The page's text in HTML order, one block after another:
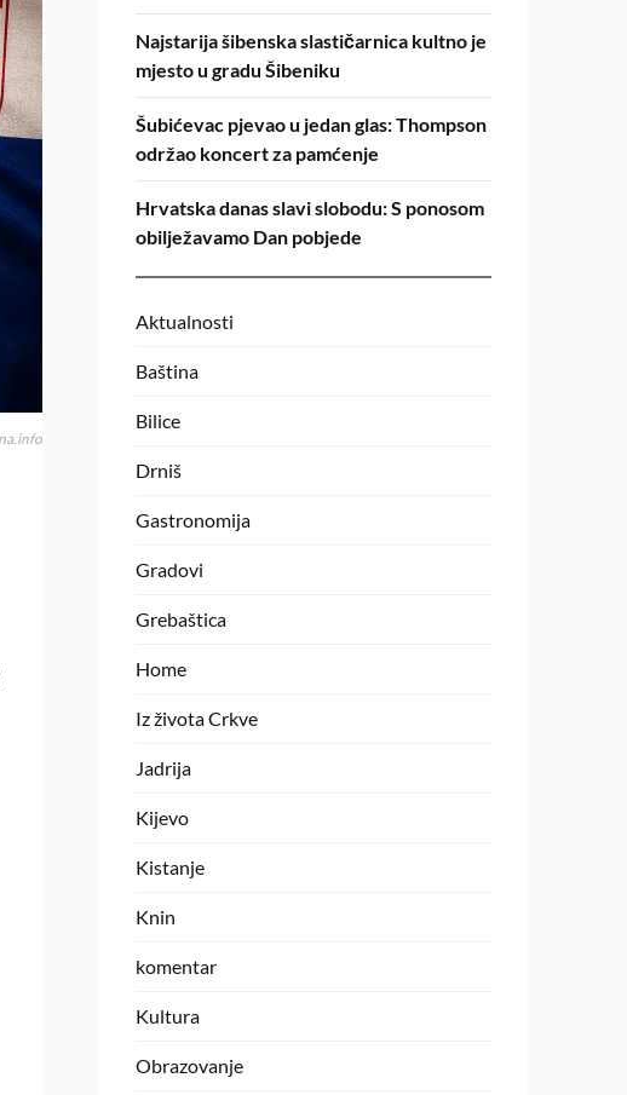
Najstarija šibenska slastičarnica kultno je
mjesto u gradu Šibeniku
Šubićevac pjevao u jedan glas: Thompson
održao koncert za pamćenje
Hrvatska danas slavi slobodu: S ponosom
obilježavamo Dan pobjede
Aktualnosti
Baština
Bilice
Drniš
Gastronomija
Gradovi
Grebaštica
Home
Iz života Crkve
Jadrija
Kijevo
Kistanje
Knin
komentar
Kultura
Obrazovanje